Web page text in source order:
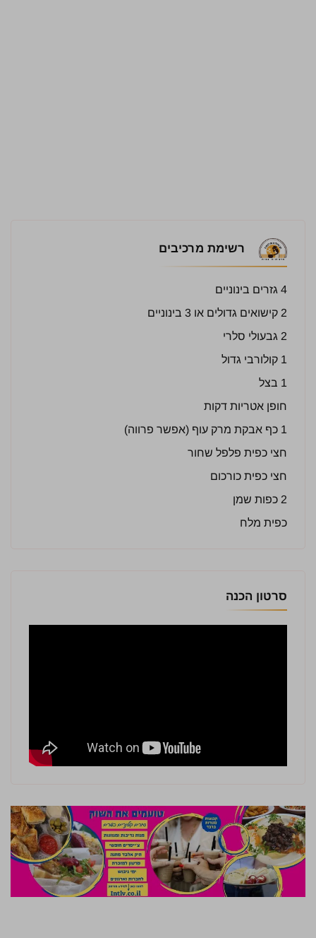
רשימת מרכיבים
4 גזרים בינוניים
2 קישואים גדולים או 3 בינוניים
2 גבעולי סלרי
1 קולורבי גדול
1 בצל
חופן אטריות דקות
1 כף אבקת מרק עוף (אפשר פרווה)
חצי כפית פלפל שחור
חצי כפית כורכום
2 כפות שמן
כפית מלח
סרטון הכנה